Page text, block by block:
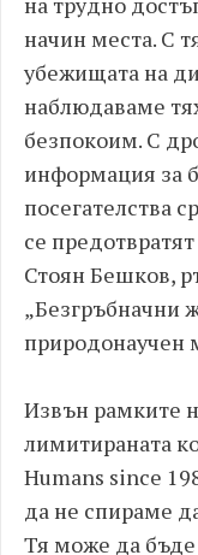
начин места. С
убежищата на
наблюдаваме
безпокоим. С
информация за
посегателства
се
Стоян Бешков,
„Безгръбначни
природонаучен
Извън рамките
лимитираната
Humans since
да не спираме
Тя може да бъде